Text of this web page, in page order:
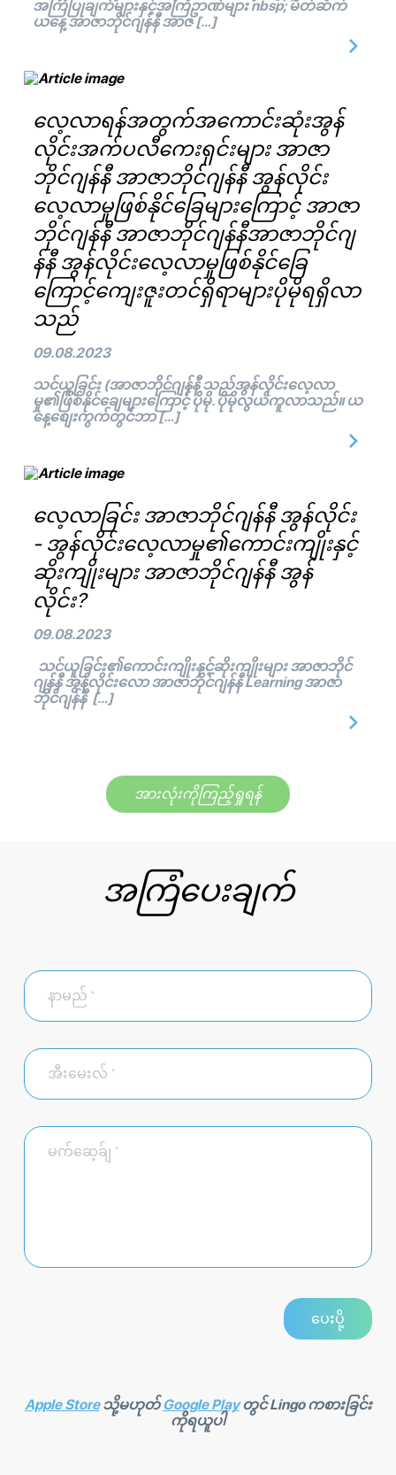
အကြံပြုချက်များနှင့်အကြံဥာဏ်များ nbsp; မိတ်ဆက်
ယနေ့ အာဇာဘိုင်ဂျန်နီ အာဇ […]
လေ့လာရန်အတွက်အကောင်းဆုံးအွန်
လိုင်းအက်ပလီကေးရှင်းများ အာဇာ
ဘိုင်ဂျန်နီ အာဇာဘိုင်ဂျန်နီ အွန်လိုင်း
လေ့လာမှုဖြစ်နိုင်ခြေများကြောင့် အာဇာ
ဘိုင်ဂျန်နီ အာဇာဘိုင်ဂျန်နီအာဇာဘိုင်ဂျ
န်နီ အွန်လိုင်းလေ့လာမှုဖြစ်နိုင်ခြေ
ကြောင့်ကျေးဇူးတင်ရှိရာများပိုမိုရရှိလာ
သည်
09.08.2023
သင်ယူခြင်း (အာဇာဘိုင်ဂျန်နီ သည်အွန်လိုင်းလေ့လာ
မှု၏ဖြစ်နိုင်ချေများကြောင့် ပိုမို. ပိုမိုလွယ်ကူလာသည်။ ယ
နေ့စျေးကွက်တွင်ဘာ […]
လေ့လာခြင်း အာဇာဘိုင်ဂျန်နီ အွန်လိုင်း
- အွန်လိုင်းလေ့လာမှု၏ကောင်းကျိုးနှင့်
ဆိုးကျိုးများ အာဇာဘိုင်ဂျန်နီ အွန်
လိုင်း?
09.08.2023
သင်ယူခြင်း၏ကောင်းကျိုးနှင့်ဆိုးကျိုးများ အာဇာဘိုင်
ဂျန်နီ အွန်လိုင်းလော အာဇာဘိုင်ဂျန်နီ Learning အာဇာ
ဘိုင်ဂျန်နီ […]
အားလုံးကိုကြည့်ရှုရန်
အကြံပေးချက်
Apple Storeသို့မဟုတ်Google Playတွင် Lingo ကစားခြင်း
ကိုရယူပါ